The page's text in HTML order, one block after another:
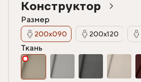
Конструктор
Размер
200х090 200х120
Ткань